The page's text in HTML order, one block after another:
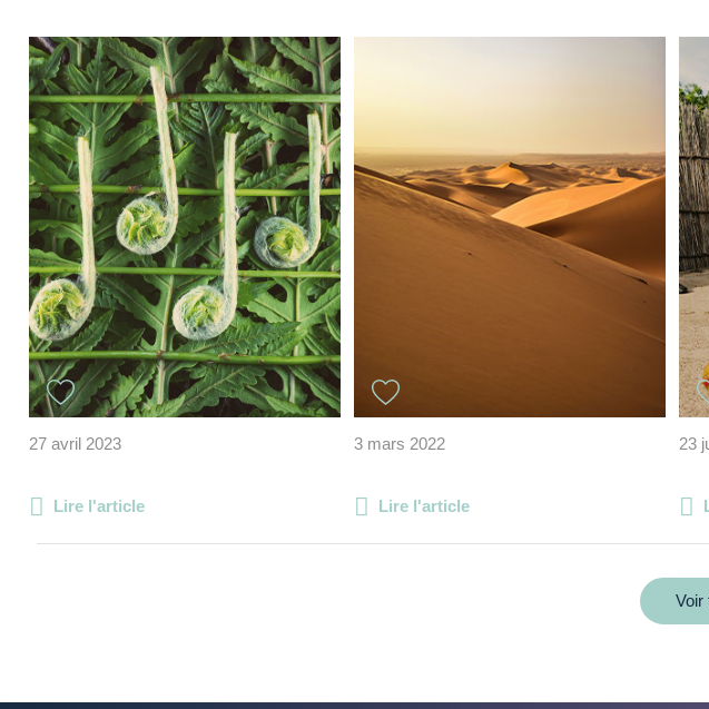
27 avril 2023
Lire l'article
3 mars 2022
Lire l'article
23
Voir